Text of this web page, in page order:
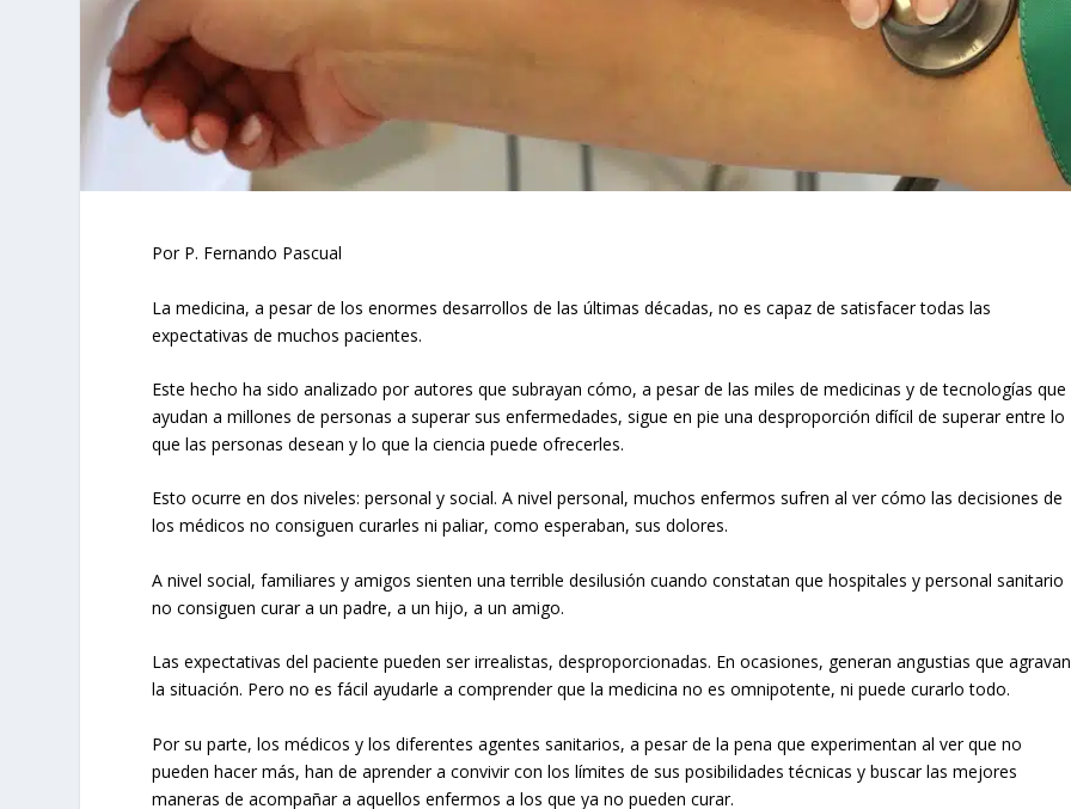
Por P. Fernando Pascual
La medicina, a pesar de los enormes desarrollos de las últimas décadas, no es capaz de satisfacer todas las
expectativas de muchos pacientes.
Este hecho ha sido analizado por autores que subrayan cómo, a pesar de las miles de medicinas y de tecnologías que
ayudan a millones de personas a superar sus enfermedades, sigue en pie una desproporción difícil de superar entre lo
que las personas desean y lo que la ciencia puede ofrecerles.
Esto ocurre en dos niveles: personal y social. A nivel personal, muchos enfermos sufren al ver cómo las decisiones de
los médicos no consiguen curarles ni paliar, como esperaban, sus dolores.
A nivel social, familiares y amigos sienten una terrible desilusión cuando constatan que hospitales y personal sanitario
no consiguen curar a un padre, a un hijo, a un amigo.
Las expectativas del paciente pueden ser irrealistas, desproporcionadas. En ocasiones, generan angustias que agravan
la situación. Pero no es fácil ayudarle a comprender que la medicina no es omnipotente, ni puede curarlo todo.
Por su parte, los médicos y los diferentes agentes sanitarios, a pesar de la pena que experimentan al ver que no
pueden hacer más, han de aprender a convivir con los límites de sus posibilidades técnicas y buscar las mejores
maneras de acompañar a aquellos enfermos a los que ya no pueden curar.